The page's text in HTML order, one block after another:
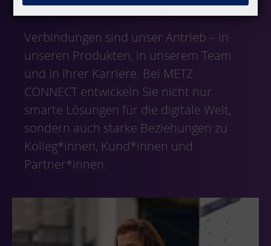
Verbindungen sind unser Antrieb – in
unseren Produkten, in unserem Team
und in Ihrer Karriere. Bei METZ
CONNECT entwickeln Sie nicht nur
smarte Lösungen für die digitale Welt,
sondern auch starke Beziehungen zu
Kolleg*innen, Kund*innen und
Partner*innen.